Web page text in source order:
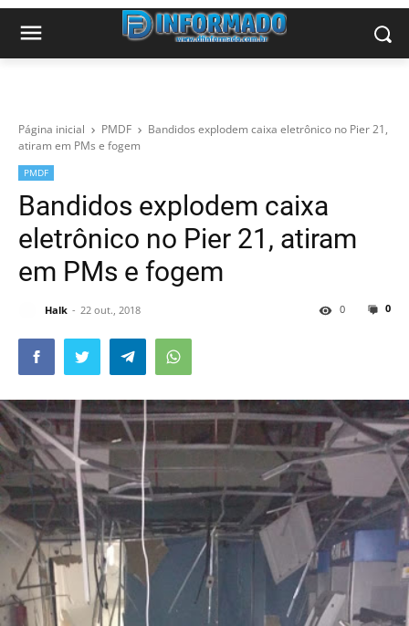
Página inicial PMDF
Bandidos explodem caixa eletrônico no Pier 21,
atiram em PMs e fogem
PMDF
Bandidos explodem caixa
eletrônico no Pier 21, atiram
em PMs e fogem
Halk 22 out., 2018 0
0